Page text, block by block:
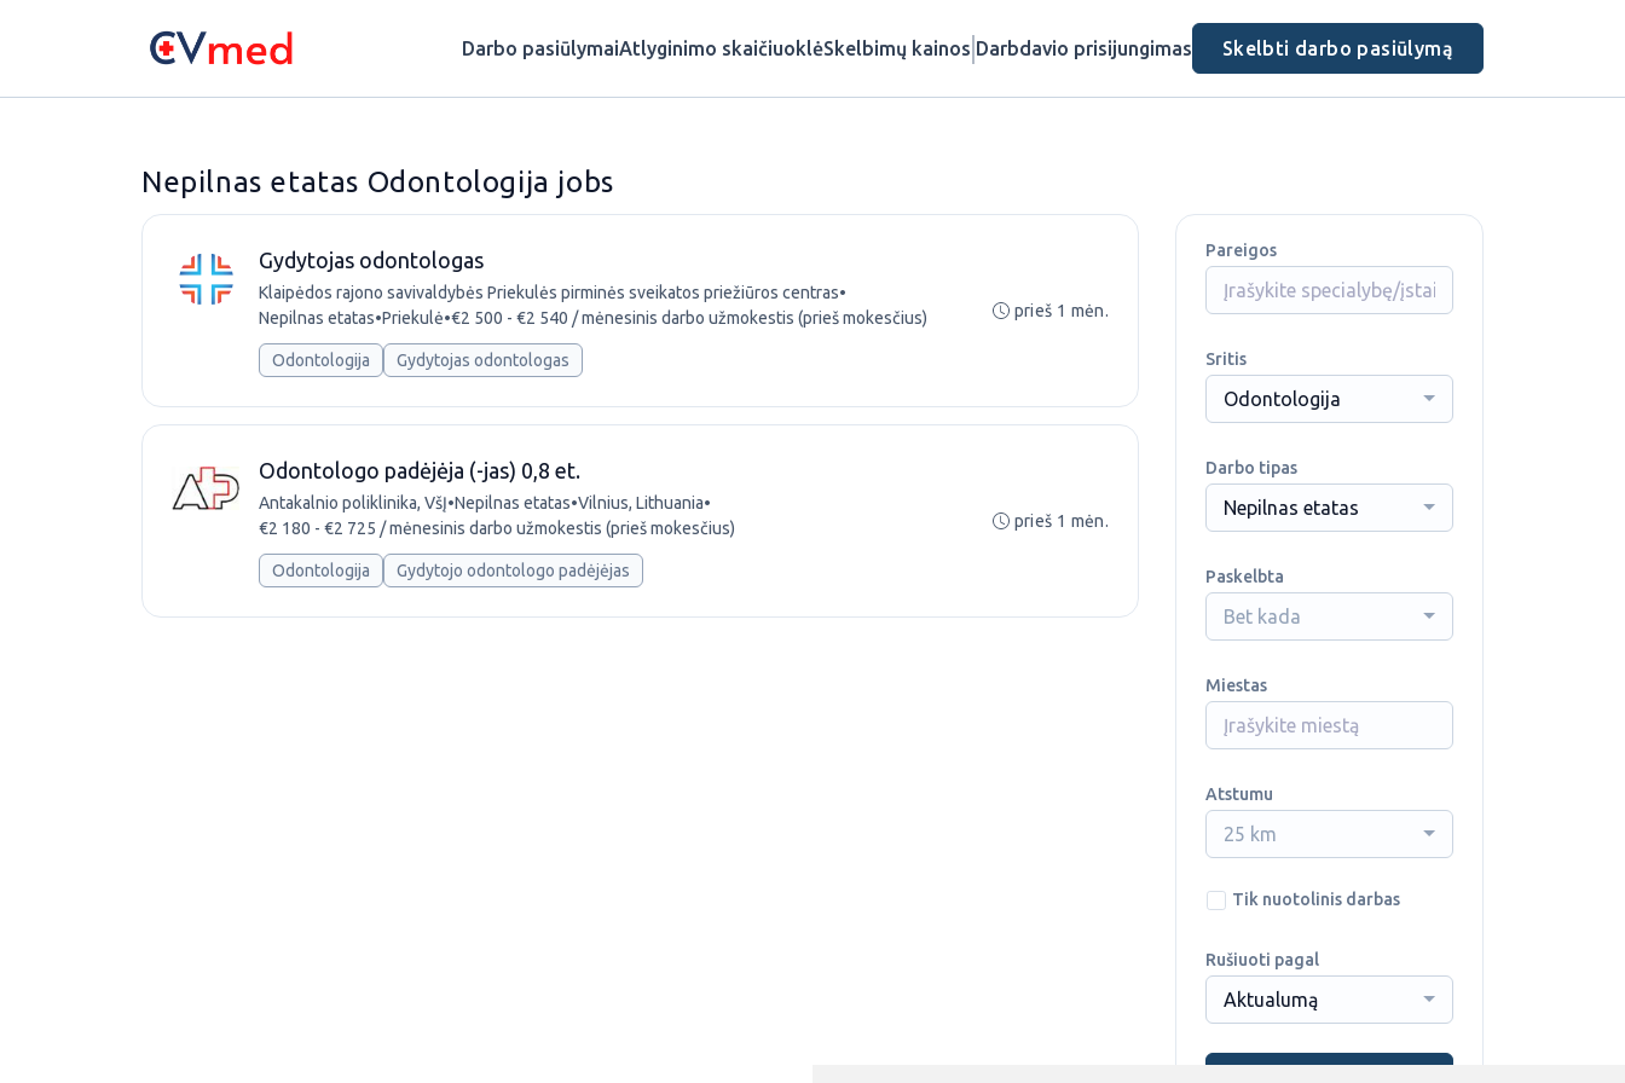
Darbo pasiūlymaiAtlyginimo skaičiuoklėSkelbimų kainos Darbdavio prisijungimas Skelbti darbo pasiūlymą
Nepilnas etatas Odontologija jobs
Gydytojas odontologas
Klaipėdos rajono savivaldybės Priekulės pirminės sveikatos priežiūros centras•
Nepilnas etatas•Priekulė•€2 500 - €2 540 / mėnesinis darbo užmokestis (prieš mokesčius)
Odontologija Gydytojas odontologas
prieš 1 mėn.
Odontologo padėjėja (-jas) 0,8 et.
Antakalnio poliklinika, VšĮ•Nepilnas etatas•Vilnius, Lithuania•
€2 180 - €2 725 / mėnesinis darbo užmokestis (prieš mokesčius)
Odontologija Gydytojo odontologo padėjėjas
prieš 1 mėn.
Pareigos
Sritis
Odontologija
Darbo tipas
Nepilnas etatas
Paskelbta
Bet kada
Miestas
Atstumu
25 km
Tik nuotolinis darbas
Rušiuoti pagal
Aktualumą